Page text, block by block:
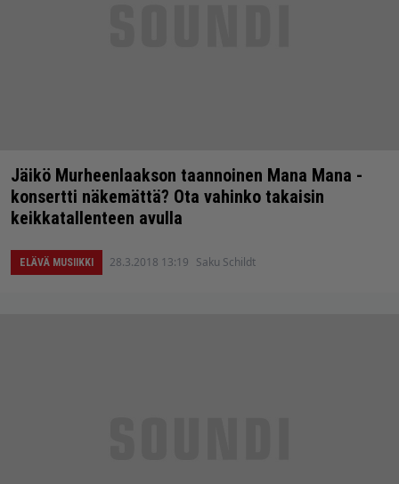
Jäikö Murheenlaakson taannoinen Mana Mana -
konsertti näkemättä? Ota vahinko takaisin
keikkatallenteen avulla
ELÄVÄ MUSIIKKI 28.3.2018 13:19 Saku Schildt